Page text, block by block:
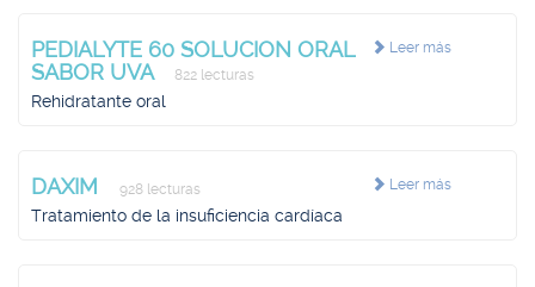
Leer más
PEDIALYTE 60 SOLUCION ORAL
SABOR UVA
822 lecturas
Rehidratante oral
Leer más
DAXIM 928 lecturas
Tratamiento de la insuficiencia cardíaca